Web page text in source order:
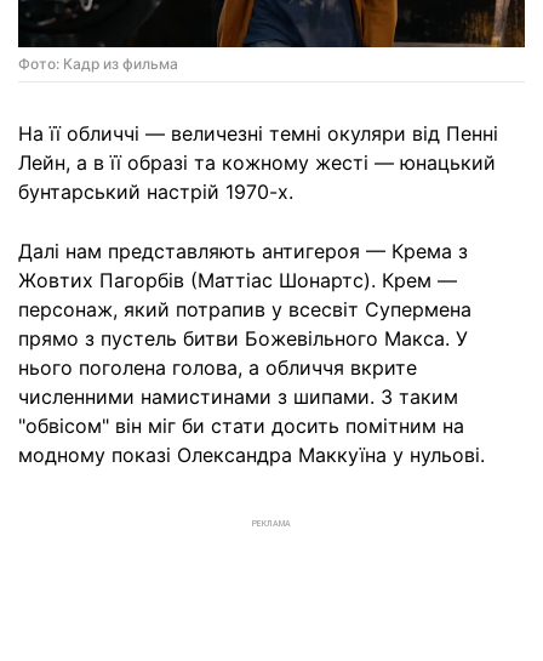
Фото: Кадр из фильма
На її обличчі — величезні темні окуляри від Пенні
Лейн, а в її образі та кожному жесті — юнацький
бунтарський настрій 1970-х.
Далі нам представляють антигероя — Крема з
Жовтих Пагорбів (Маттіас Шонартс). Крем —
персонаж, який потрапив у всесвіт Супермена
прямо з пустель битви Божевільного Макса. У
нього поголена голова, а обличчя вкрите
численними намистинами з шипами. З таким
"обвісом" він міг би стати досить помітним на
модному показі Олександра Маккуїна у нульові.
РЕКЛАМА